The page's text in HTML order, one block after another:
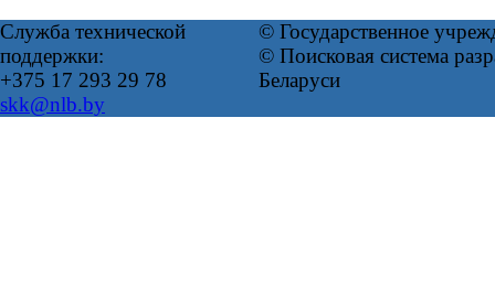
Служба технической
поддержки:
+375 17 293 29 78
skk@nlb.by
© Государственное
© Поисковая система
Беларуси